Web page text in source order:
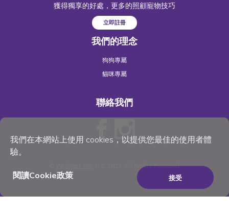
我們在本網站上使用 cookies，以提供您最佳的使用者體
驗。
閱讀Cookie政策 接受
獲得獨享的好處，更多的照顧寵物技巧
立即註冊
我們的理念
狗狗專屬
貓咪專屬
聯絡我們
, LLC 2023. All Rights Reserved